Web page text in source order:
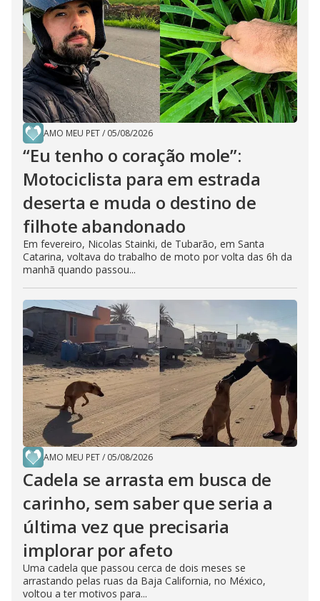
AMO MEU PET/ 05/08/2026
“Eu tenho o coração mole”:
Motociclista para em estrada
deserta e muda o destino de
filhote abandonado
Em fevereiro, Nicolas Stainki, de Tubarão, em Santa
Catarina, voltava do trabalho de moto por volta das 6h da
manhã quando passou...
AMO MEU PET/ 05/08/2026
Cadela se arrasta em busca de
carinho, sem saber que seria a
última vez que precisaria
implorar por afeto
Uma cadela que passou cerca de dois meses se
arrastando pelas ruas da Baja California, no México,
voltou a ter motivos para...